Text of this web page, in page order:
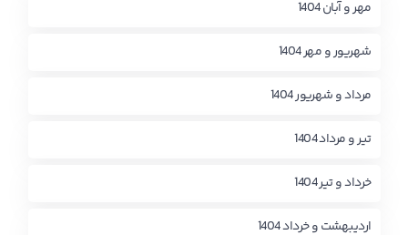
مهر و آبان 1404
شهریور و مهر 1404
مرداد و شهریور 1404
تیر و مرداد 1404
خرداد و تیر 1404
اردیبهشت و خرداد 1404